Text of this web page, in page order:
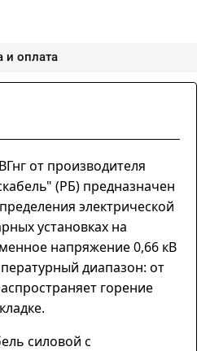
и оплата
от производителя
(РБ) предназначен
электрической
установках на
напряжение 0,66 кВ
диапазон: от
горение
силовой с